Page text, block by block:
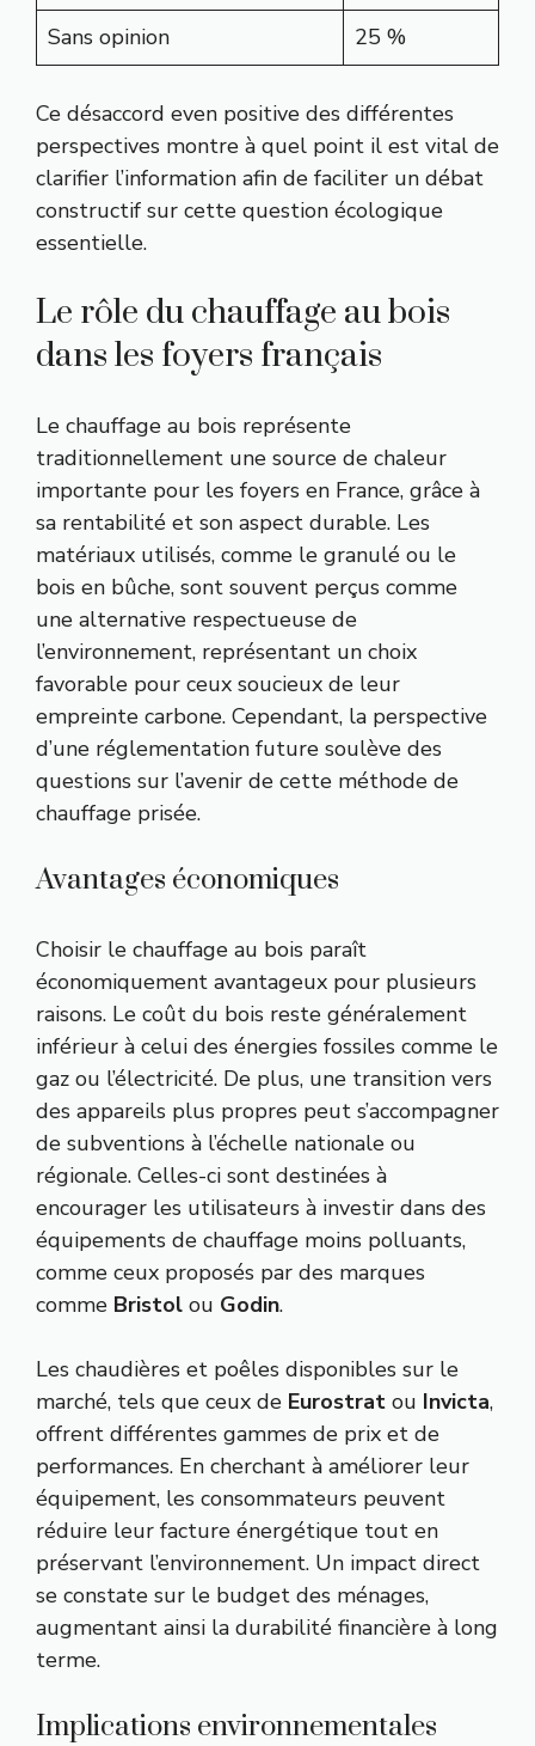
Sans opinion 25 %
Ce désaccord even positive des différentes
perspectives montre à quel point il est vital de
clarifier l’information afin de faciliter un débat
constructif sur cette question écologique
essentielle.
Le rôle du chauffage au bois
dans les foyers français
Le chauffage au bois représente
traditionnellement une source de chaleur
importante pour les foyers en France, grâce à
sa rentabilité et son aspect durable. Les
matériaux utilisés, comme le granulé ou le
bois en bûche, sont souvent perçus comme
une alternative respectueuse de
l’environnement, représentant un choix
favorable pour ceux soucieux de leur
empreinte carbone. Cependant, la perspective
d’une réglementation future soulève des
questions sur l’avenir de cette méthode de
chauffage prisée.
Avantages économiques
Choisir le chauffage au bois paraît
économiquement avantageux pour plusieurs
raisons. Le coût du bois reste généralement
inférieur à celui des énergies fossiles comme le
gaz ou l’électricité. De plus, une transition vers
des appareils plus propres peut s’accompagner
de subventions à l’échelle nationale ou
régionale. Celles-ci sont destinées à
encourager les utilisateurs à investir dans des
équipements de chauffage moins polluants,
comme ceux proposés par des marques
comme Bristol ou Godin.
Les chaudières et poêles disponibles sur le
marché, tels que ceux de Eurostrat ou Invicta,
offrent différentes gammes de prix et de
performances. En cherchant à améliorer leur
équipement, les consommateurs peuvent
réduire leur facture énergétique tout en
préservant l’environnement. Un impact direct
se constate sur le budget des ménages,
augmentant ainsi la durabilité financière à long
terme.
Implications environnementales